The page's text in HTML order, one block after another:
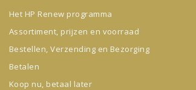
Het HP Renew programma
Assortiment, prijzen en voorraad
Bestellen, Verzending en Bezorging
Betalen
Koop nu, betaal later